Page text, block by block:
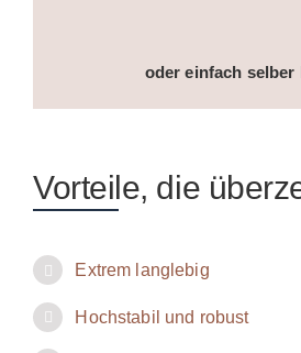
oder einfach selber
Vorteile, die
Extrem langlebig
Hochstabil und robust